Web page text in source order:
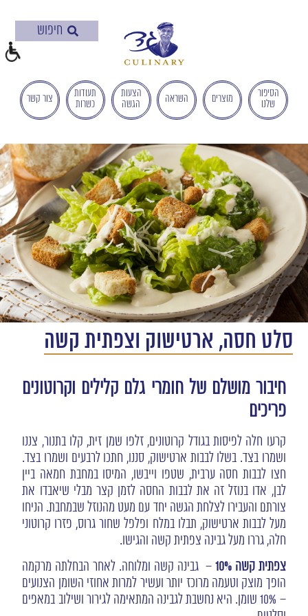
הישראלי
לְהַנְגָּשָׁת
אָתָרִים".
הַמְּסַיַּעַת
לִנְגִישׁוּת
הָאֲתָר.
לִפְתִיחַת
תַּפְרִיט
הֵנְּגִישׁוּת
לְחַץ
ALT+0
הסיפור
שלנו
מוצרים השראה
הצעות
הגשה
תעודות
כשרות
צור קשר
סלט חסה, ארטישוק וצפתית קשה
חיבור מושלם של חומרי גלם קלילים וקרוטונים
פריכים
קרעו חלה לפיסות בגודל קרוטונים, זלפו שמן זית, קלו בתנור, צננו
ושמרו בצד. בשלו לבבות ארטישוק, סננו, חתכו לרבעים ושמרו בצד.
חצו לבבות חסה ערבית, שטפו וייבשו, המיסו במחבת חמאה ביין
לבן, אדו בנוזל זה את לבבות החסה לזמן קצר מבלי שיאבדו את
צורתם והעבירו לצלחת הגשה יחד עם מעט מהנוזל שבמחבת. הניחו
מעל לבבות ארטישוק, תבלו במלח ופלפל שחור גרוס, פזרו קרוטוני
חלה, גררו מעל גבינה צפתית קשה והגישו.
צפתית קשה 10%
– גבינה קשה ומלוחה. לאחר הבחלתה מרקמה
הופך מוצק וטעמה מרוכז יותר ועשיר למרות אחוזי השומן הצנועים
– 10% שומן. היא נחשבת לגבינה המתאימה לגירור ושילוב במאפים